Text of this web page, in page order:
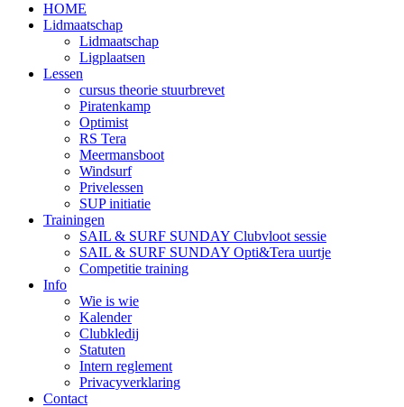
HOME
Lidmaatschap
Lidmaatschap
Ligplaatsen
Lessen
cursus theorie stuurbrevet
Piratenkamp
Optimist
RS Tera
Meermansboot
Windsurf
Privelessen
SUP initiatie
Trainingen
SAIL & SURF SUNDAY Clubvloot sessie
SAIL & SURF SUNDAY Opti&Tera uurtje
Competitie training
Info
Wie is wie
Kalender
Clubkledij
Statuten
Intern reglement
Privacyverklaring
Contact